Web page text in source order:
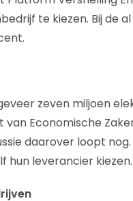
te kiezen. Bij de
zeven miljoen
van Economische
daarover loopt
hun leverancier kiezen.